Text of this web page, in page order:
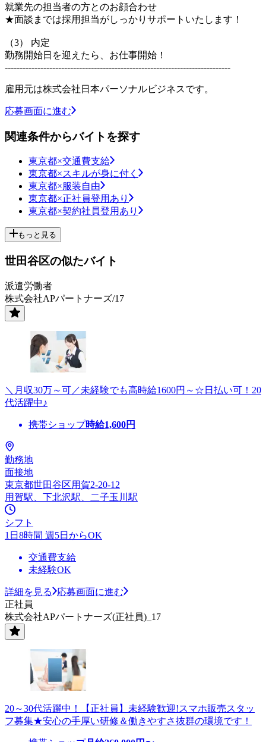
就業先の担当者の方とのお顔合わせ
★面談までは採用担当がしっかりサポートいたします！
（3） 内定
勤務開始日を迎えたら、お仕事開始！
----------------------------------------------------------------------------
雇用元は株式会社日本パーソナルビジネスです。
応募画面に進む
関連条件からバイトを探す
東京都×交通費支給
東京都×スキルが身に付く
東京都×服装自由
東京都×正社員登用あり
東京都×契約社員登用あり
もっと見る
世田谷区の似たバイト
派遣労働者
株式会社APパートナーズ/17
＼月収30万～可／未経験でも高時給1600円～☆日払い可！20
代活躍中♪
携帯ショップ時給1,600円
勤務地
面接地
東京都世田谷区用賀2-20-12
用賀駅、下北沢駅、二子玉川駅
シフト
1日8時間 週5日からOK
交通費支給
未経験OK
詳細を見る
応募画面に進む
正社員
株式会社APパートナーズ(正社員)_17
20～30代活躍中！【正社員】未経験歓迎!スマホ販売スタッ
フ募集★安心の手厚い研修＆働きやすさ抜群の環境です！